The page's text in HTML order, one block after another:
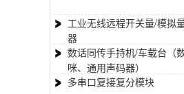
工业无线远程开关量/模拟
器
数话同传手持机/车载台（
咪、通用声码器）
多串口复接复分模块